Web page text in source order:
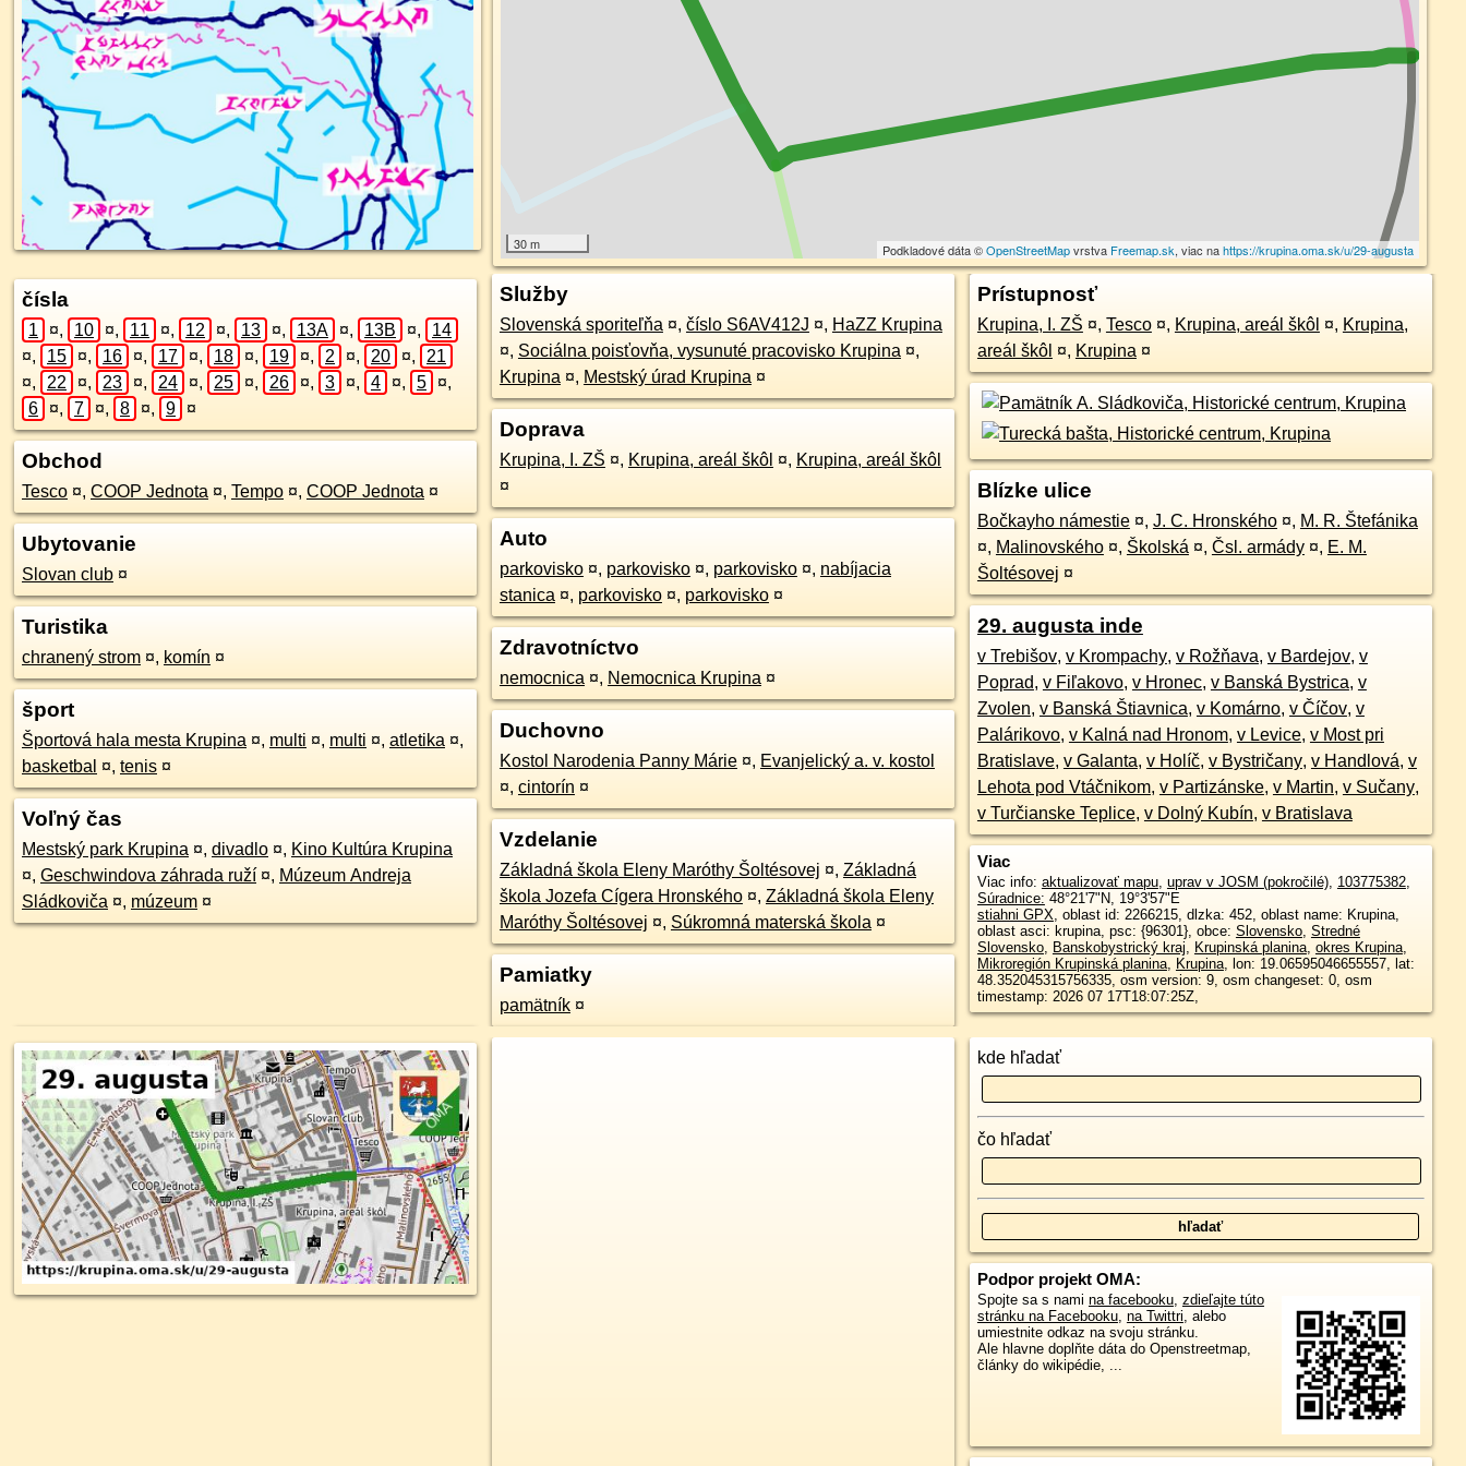
30 m Podkladové dáta ©OpenStreetMapvrstva Freemap.sk, viac nahttps://krupina.oma.sk/u/29-augusta
čísla
1 ¤, 10 ¤, 11 ¤, 12 ¤, 13 ¤, 13A ¤, 13B ¤,
14
¤, 15 ¤, 16 ¤, 17 ¤, 18 ¤, 19 ¤, 2 ¤, 20 ¤,
21
¤, 22 ¤, 23 ¤, 24 ¤, 25 ¤, 26 ¤, 3 ¤, 4 ¤, 5 ¤,
6
¤, 7 ¤, 8 ¤, 9 ¤
Obchod
Tesco ¤, COOP Jednota ¤, Tempo ¤, COOP Jednota ¤
Ubytovanie
Slovan club ¤
Turistika
chranený strom ¤, komín ¤
šport
Športová hala mesta Krupina ¤, multi ¤, multi ¤, atletika ¤,
basketbal ¤, tenis ¤
Voľný čas
Mestský park Krupina ¤, divadlo ¤, Kino Kultúra Krupina
¤, Geschwindova záhrada ruží ¤, Múzeum Andreja
Sládkoviča ¤, múzeum ¤
Služby
Slovenská sporiteľňa ¤, číslo S6AV412J ¤, HaZZ Krupina
¤, Sociálna poisťovňa, vysunuté pracovisko Krupina ¤,
Krupina ¤, Mestský úrad Krupina ¤
Doprava
Krupina, I. ZŠ ¤, Krupina, areál škôl ¤, Krupina, areál škôl
¤
Auto
parkovisko ¤, parkovisko ¤, parkovisko ¤, nabíjacia
stanica ¤, parkovisko ¤, parkovisko ¤
Zdravotníctvo
nemocnica ¤, Nemocnica Krupina ¤
Duchovno
Kostol Narodenia Panny Márie ¤, Evanjelický a. v. kostol
¤, cintorín ¤
Vzdelanie
Základná škola Eleny Maróthy Šoltésovej ¤, Základná
škola Jozefa Cígera Hronského ¤, Základná škola Eleny
Maróthy Šoltésovej ¤, Súkromná materská škola ¤
Pamiatky
pamätník ¤
Prístupnosť
Krupina, I. ZŠ ¤, Tesco ¤, Krupina, areál škôl ¤, Krupina,
areál škôl ¤, Krupina ¤
Blízke ulice
Bočkayho námestie ¤, J. C. Hronského ¤, M. R. Štefánika
¤, Malinovského ¤, Školská ¤, Čsl. armády ¤, E. M.
Šoltésovej ¤
29. augusta inde
v Trebišov, v Krompachy, v Rožňava, v Bardejov, v
Poprad, v Fiľakovo, v Hronec, v Banská Bystrica, v
Zvolen, v Banská Štiavnica, v Komárno, v Číčov, v
Palárikovo, v Kalná nad Hronom, v Levice, v Most pri
Bratislave, v Galanta, v Holíč, v Bystričany, v Handlová, v
Lehota pod Vtáčnikom, v Partizánske, v Martin, v Sučany,
v Turčianske Teplice, v Dolný Kubín, v Bratislava
Viac
Viac info: aktualizovať mapu, uprav v JOSM (pokročilé), 103775382,
Súradnice: 48°21'7"N, 19°3'57"E
stiahni GPX, oblast id: 2266215, dlzka: 452, oblast name: Krupina,
oblast asci: krupina, psc: {96301}, obce: Slovensko, Stredné
Slovensko, Banskobystrický kraj, Krupinská planina, okres Krupina,
Mikroregión Krupinská planina, Krupina, lon: 19.06595046655557, lat:
48.352045315756335, osm version: 9, osm changeset: 0, osm
timestamp: 2026 07 17T18:07:25Z,
kde hľadať
čo hľadať
Podpor projekt OMA:
Spojte sa s nami na facebooku, zdieľajte túto
stránku na Facebooku, na Twittri, alebo
umiestnite odkaz na svoju stránku.
Ale hlavne doplňte dáta do Openstreetmap,
články do wikipédie, ...